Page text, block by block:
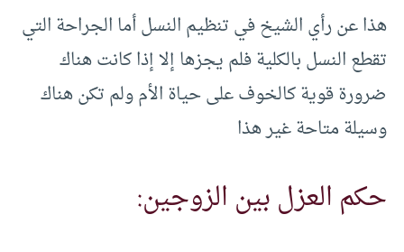
هذا عن رأي الشيخ في تنظيم النسل أما الجراحة التي
تقطع النسل بالكلية فلم يجزها إلا إذا كانت هناك
ضرورة قوية كالخوف على حياة الأم ولم تكن هناك
وسيلة متاحة غير هذا
حكم العزل بين الزوجين: